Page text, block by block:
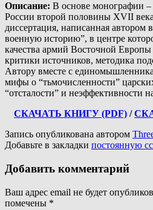
Описание: В основе монографии
России второй половины XVII
диссертация, написанная автором
военную историю”, в центре
качества армий Восточной
критики источников, методика
Автору вместе с
мифы о “тьмочисленности”
“отсталости” и неэффективности
СКАЧАТЬ КНИГУ (PDF) /
Запись опубликована автором
Добавьте в закладки постоянную
Добавить комментарий
Ваш адрес email не будет
помечены *